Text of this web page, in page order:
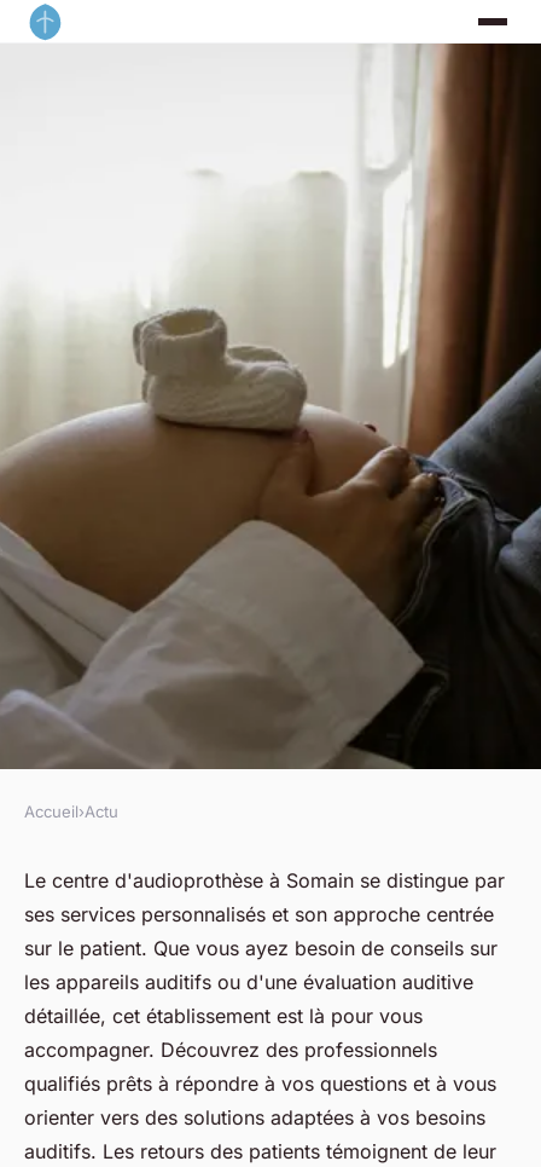
Découvrez le centre
d'audioprothèse à somain :
services et conseils
fabienne• 8 avril 2025•4 min de lecture
Accueil›Actu
Le centre d'audioprothèse à Somain se distingue par
ses services personnalisés et son approche centrée
sur le patient. Que vous ayez besoin de conseils sur
les appareils auditifs ou d'une évaluation auditive
détaillée, cet établissement est là pour vous
accompagner. Découvrez des professionnels
qualifiés prêts à répondre à vos questions et à vous
orienter vers des solutions adaptées à vos besoins
auditifs. Les retours des patients témoignent de leur